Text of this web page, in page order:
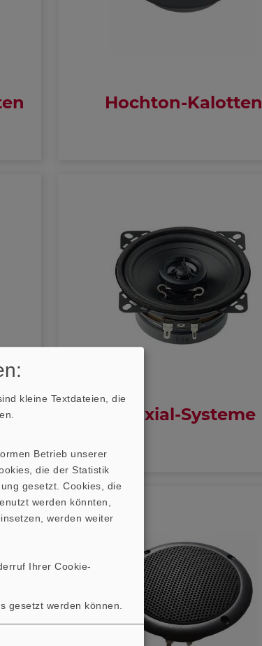
Hochton-Kalotten
Koaxial-Systeme
kleine Textdateien, die
Betrieb unserer
die der Statistik
gesetzt. Cookies, die
werden könnten,
werden weiter
Ihrer Cookie-
gesetzt werden können.